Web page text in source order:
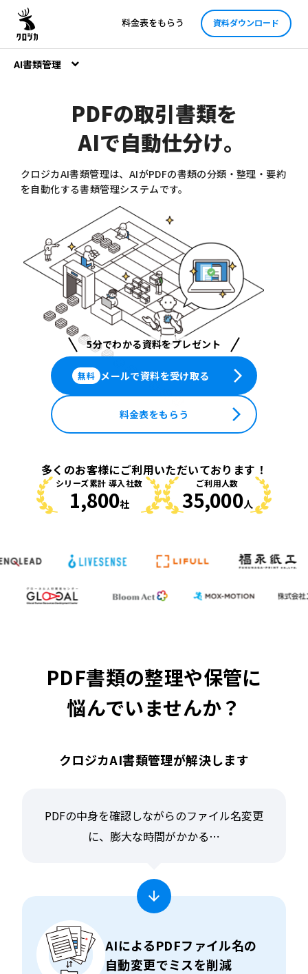
料金表をもらう 資料ダウンロード
AI書類管理
PDFの取引書類を
AIで自動仕分け。
クロジカAI書類管理は、AIがPDFの書類の分類・整理・要約
を自動化する書類管理システムです。
5分でわかる資料をプレゼント
無料 メールで資料を受け取る arrow_forward_ios
料金表をもらう arrow_forward_ios
多くのお客様にご利用いただいております！
シリーズ累計 導入社数
1,800社
ご利用人数
35,000人
PDF書類の整理や保管に
悩んでいませんか？
クロジカAI書類管理が解決します
PDFの中身を確認しながらのファイル名変更
に、膨大な時間がかかる⋯
AIによるPDFファイル名の
自動変更でミスを削減